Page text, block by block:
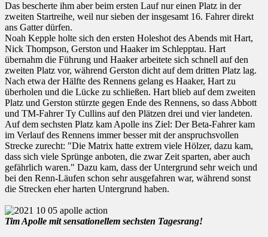
Das bescherte ihm aber beim ersten Lauf nur einen Platz in der
zweiten Startreihe, weil nur sieben der insgesamt 16. Fahrer direkt
ans Gatter dürfen.
Noah Kepple holte sich den ersten Holeshot des Abends mit Hart,
Nick Thompson, Gerston und Haaker im Schlepptau. Hart
übernahm die Führung und Haaker arbeitete sich schnell auf den
zweiten Platz vor, während Gerston dicht auf dem dritten Platz lag.
Nach etwa der Hälfte des Rennens gelang es Haaker, Hart zu
überholen und die Lücke zu schließen. Hart blieb auf dem zweiten
Platz und Gerston stürzte gegen Ende des Rennens, so dass Abbott
und TM-Fahrer Ty Cullins auf den Plätzen drei und vier landeten.
Auf dem sechsten Platz kam Apolle ins Ziel: Der Beta-Fahrer kam
im Verlauf des Rennens immer besser mit der anspruchsvollen
Strecke zurecht: "Die Matrix hatte extrem viele Hölzer, dazu kam,
dass sich viele Sprünge anboten, die zwar Zeit sparten, aber auch
gefährlich waren." Dazu kam, dass der Untergrund sehr weich und
bei den Renn-Läufen schon sehr ausgefahren war, während sonst
die Strecken eher harten Untergrund haben.
Tim Apolle mit sensationellem sechsten Tagesrang!